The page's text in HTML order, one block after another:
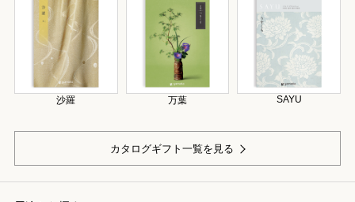
沙羅 万葉 SAYU
カタログギフト一覧を見る